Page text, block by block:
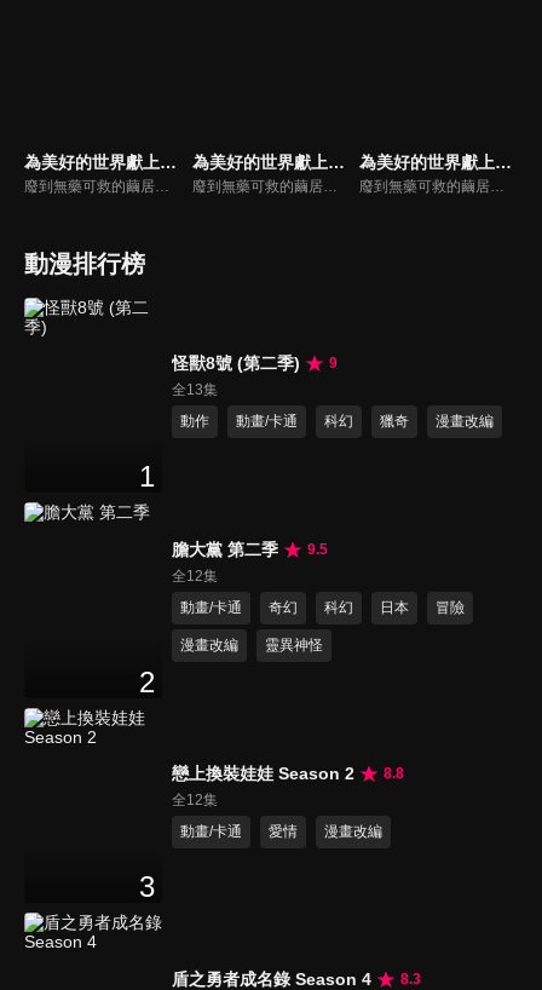
為美好的世界獻上祝福！第二季 為美好的世界獻上祝福！
廢到無藥可救的繭居族佐藤和真，轉生到了跟RPG遊戲畫面一模一樣的異世界，與作為特別附贈品一起同行、智商和運氣都差到教人傻眼地步的女神 阿克婭，姑且組成了一支（看起來）人模人樣的隊伍，引發接二連三的問題！
為美好的世界獻上祝福！第三季
動漫排行榜
1
怪獸8號 (第二季)
9
全13集
動作
動畫/卡通 科幻 獵奇 漫畫改編
2
膽大黨 第二季
9.5
全12集
動畫/卡通
奇幻 科幻 日本 冒險
漫畫改編 靈異神怪
3
戀上換裝娃娃 Season 2
8.8
全12集
動畫/卡通
愛情 漫畫改編
盾之勇者成名錄 Season 4
8.3